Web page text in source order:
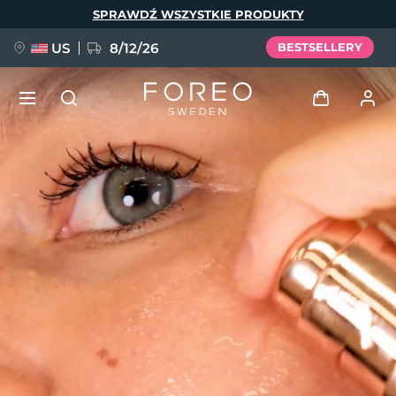
SPRAWDŹ WSZYSTKIE PRODUKTY
US 8/12/26 BESTSELLERY
Profil użytkownika
Moje urządzenia
Moje zamówienia
Moje adresy
Moje subskrypcje
NOWOŚĆ
FAQ™ Pure Beauty-Tech Elixir
BREAKING NEWS
issa™ Teeth Whitening Set
Język
English Deutsch
Español
Français
Italiano
Português
Русский
繁體中文